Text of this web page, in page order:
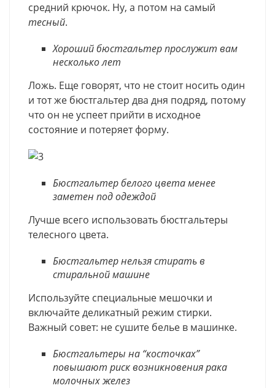
средний крючок. Ну, а потом на самый
тесный.
Хороший бюстгальтер прослужит вам
несколько лет
Ложь. Еще говорят, что не стоит носить один
и тот же бюстгальтер два дня подряд, потому
что он не успеет прийти в исходное
состояние и потеряет форму.
Бюстгальтер белого цвета менее
заметен под одеждой
Лучше всего использовать бюстгальтеры
телесного цвета.
Бюстгальтер нельзя стирать в
стиральной машине
Используйте специальные мешочки и
включайте деликатный режим стирки.
Важный совет: не сушите белье в машинке.
Бюстгальтеры на “косточках”
повышают риск возникновения рака
молочных желез